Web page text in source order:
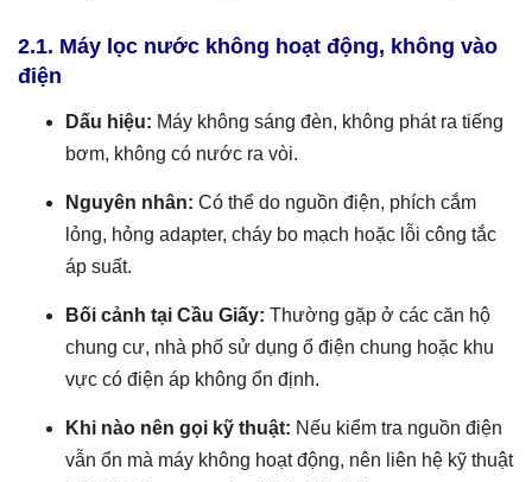
2.1. Máy lọc nước không hoạt động, không vào
điện
Dấu hiệu: Máy không sáng đèn, không phát ra tiếng
bơm, không có nước ra vòi.
Nguyên nhân: Có thể do nguồn điện, phích cắm
lỏng, hỏng adapter, cháy bo mạch hoặc lỗi công tắc
áp suất.
Bối cảnh tại Cầu Giấy: Thường gặp ở các căn hộ
chung cư, nhà phố sử dụng ổ điện chung hoặc khu
vực có điện áp không ổn định.
Khi nào nên gọi kỹ thuật: Nếu kiểm tra nguồn điện
vẫn ổn mà máy không hoạt động, nên liên hệ kỹ thuật